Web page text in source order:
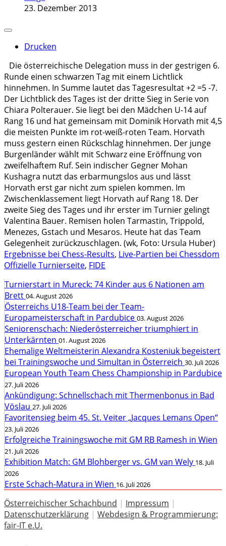
23. Dezember 2013
Drucken
Die österreichische Delegation muss in der gestrigen 6.
Runde einen schwarzen Tag mit einem Lichtlick
hinnehmen. In Summe lautet das Tagesresultat +2 =5 -7.
Der Lichtblick des Tages ist der dritte Sieg in Serie von
Chiara Polterauer. Sie liegt bei den Mädchen U-14 auf
Rang 16 und hat gemeinsam mit Dominik Horvath mit 4,5
die meisten Punkte im rot-weiß-roten Team. Horvath
muss gestern einen Rückschlag hinnehmen. Der junge
Burgenländer wählt mit Schwarz eine Eröffnung von
zweifelhaftem Ruf. Sein indischer Gegner Mohan
Kushagra nutzt das erbarmungslos aus und lässt
Horvath erst gar nicht zum spielen kommen. Im
Zwischenklassement liegt Horvath auf Rang 18. Der
zweite Sieg des Tages und ihr erster im Turnier gelingt
Valentina Bauer. Remisen holen Tarmastin, Trippold,
Menezes, Gstach und Mesaros. Heute hat das Team
Gelegenheit zurückzuschlagen. (wk, Foto: Ursula Huber)
Ergebnisse bei Chess-Results, Live-Partien bei Chessdom
Offizielle Turnierseite, FIDE
Turnierstart in Mureck: 74 Kinder aus 6 Nationen am
Brett 04. August 2026
Österreichs U18-Team bei der Team-
Europameisterschaft in Pardubice 03. August 2026
Seniorenschach: Niederösterreicher triumphiert in
Unterkärnten 01. August 2026
Ehemalige Weltmeisterin Alexandra Kosteniuk begeistert
bei Trainingswoche und Simultan in Österreich 30. Juli 2026
European Youth Team Chess Championship in Pardubice
27. Juli 2026
Ankündigung: Schnellschach mit Thermenbonus in Bad
Vöslau 27. Juli 2026
Favoritensieg beim 45. St. Veiter „Jacques Lemans Open“
23. Juli 2026
Erfolgreiche Trainingswoche mit GM RB Ramesh in Wien
21. Juli 2026
Exhibition Match: GM Blohberger vs. GM van Wely 18. Juli
2026
Erste Schach-Matura in Wien 16. Juli 2026
Österreichischer Schachbund | Impressum |
Datenschutzerklärung | Webdesign & Programmierung:
fair-IT e.U.